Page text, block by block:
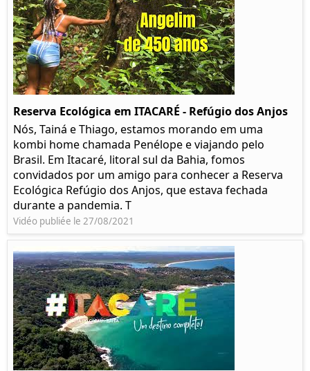
Reserva Ecológica em ITACARÉ - Refúgio dos Anjos
Nós, Tainá e Thiago, estamos morando em uma
kombi home chamada Penélope e viajando pelo
Brasil. Em Itacaré, litoral sul da Bahia, fomos
convidados por um amigo para conhecer a Reserva
Ecológica Refúgio dos Anjos, que estava fechada
durante a pandemia. T
Vidéo publiée le 27/08/2021